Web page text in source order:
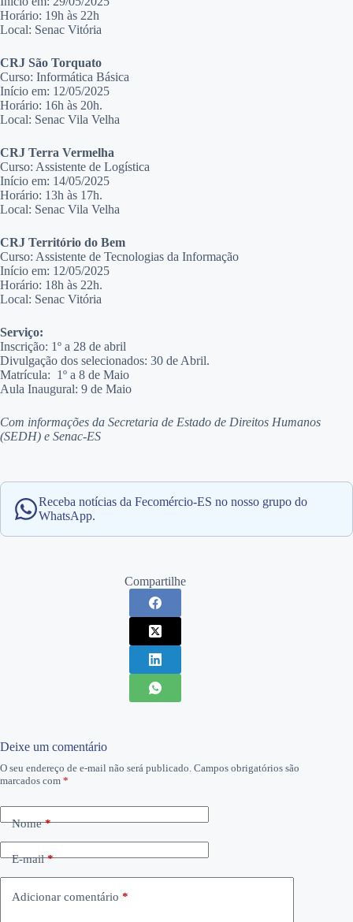
Horário: 19h às 22h
Local: Senac Vitória
CRJ São Torquato
Curso: Informática Básica
Início em: 12/05/2025
Horário: 16h às 20h.
Local: Senac Vila Velha
CRJ Terra Vermelha
Curso: Assistente de Logística
Início em: 14/05/2025
Horário: 13h às 17h.
Local: Senac Vila Velha
CRJ Território do Bem
Curso: Assistente de Tecnologias da Informação
Início em: 12/05/2025
Horário: 18h às 22h.
Local: Senac Vitória
Serviço:
Inscrição: 1º a 28 de abril
Divulgação dos selecionados: 30 de Abril.
Matrícula: 1º a 8 de Maio
Aula Inaugural: 9 de Maio
Com informações da Secretaria de Estado de Direitos Humanos
(SEDH) e Senac-ES
Receba notícias da Fecomércio-ES no nosso grupo do
WhatsApp.
Compartilhe
Deixe um comentário
O seu endereço de e-mail não será publicado. Campos obrigatórios são
marcados com *
Nome*
E-mail*
Adicionar comentário *